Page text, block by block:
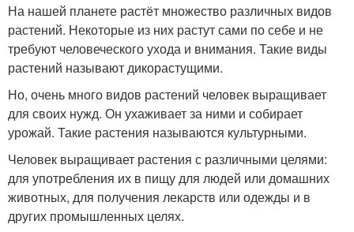
На нашей планете растёт множество различных видов
растений. Некоторые из них растут сами по себе и не
требуют человеческого ухода и внимания. Такие виды
растений называют дикорастущими.
Но, очень много видов растений человек выращивает
для своих нужд. Он ухаживает за ними и собирает
урожай. Такие растения называются культурными.
Человек выращивает растения с различными целями:
для употребления их в пищу для людей или домашних
животных, для получения лекарств или одежды и в
других промышленных целях.